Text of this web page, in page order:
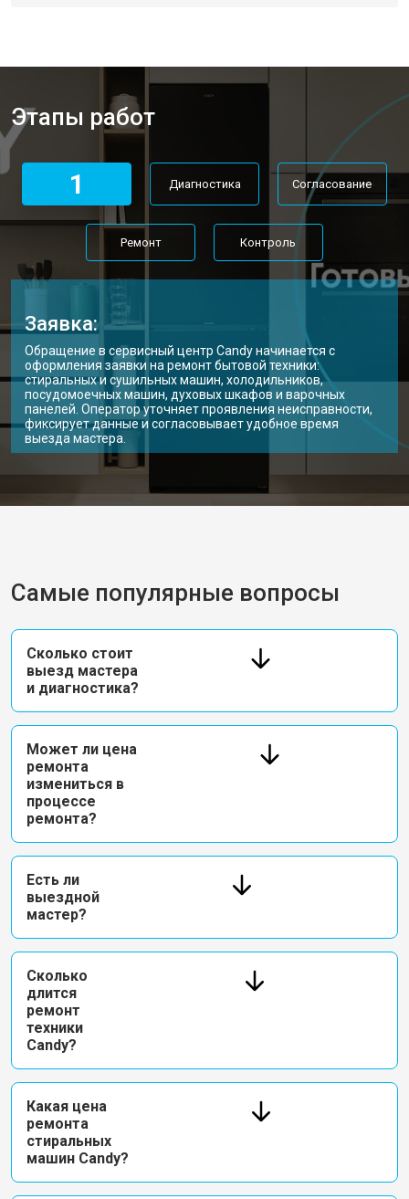
Этапы работ
1 Диагностика Согласование
Ремонт Контроль
Заявка:
Обращение в сервисный центр Candy начинается с
оформления заявки на ремонт бытовой техники:
стиральных и сушильных машин, холодильников,
посудомоечных машин, духовых шкафов и варочных
панелей. Оператор уточняет проявления неисправности,
фиксирует данные и согласовывает удобное время
выезда мастера.
Самые популярные вопросы
Сколько стоит
выезд мастера
и диагностика?
Может ли цена
ремонта
измениться в
процессе
ремонта?
Есть ли
выездной
мастер?
Сколько
длится
ремонт
техники
Candy?
Какая цена
ремонта
стиральных
машин Candy?